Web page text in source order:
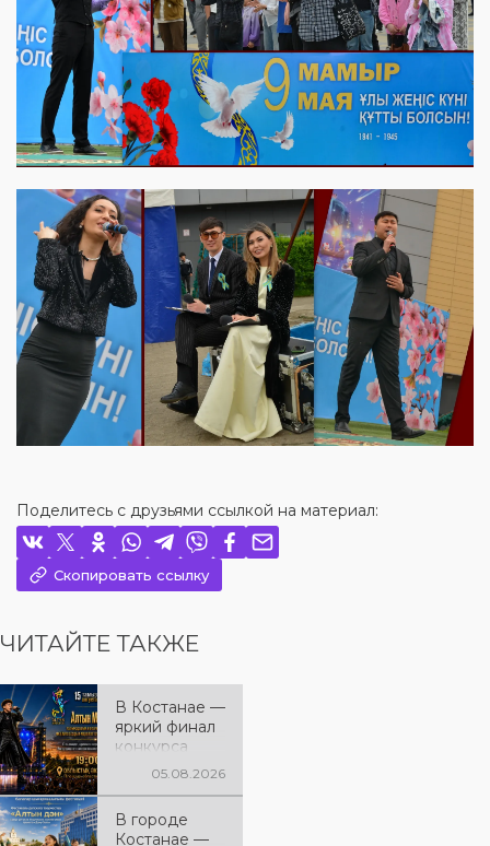
Поделитесь с друзьями ссылкой на материал:
Скопировать ссылку
ЧИТАЙТЕ ТАКЖЕ
В Костанае —
яркий финал
конкурса
«Алтын
состоятся
05.08.2026
В городе
Костанае —